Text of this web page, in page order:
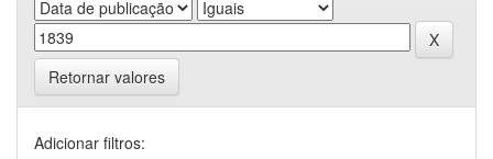
Retornar valores
Adicionar filtros: